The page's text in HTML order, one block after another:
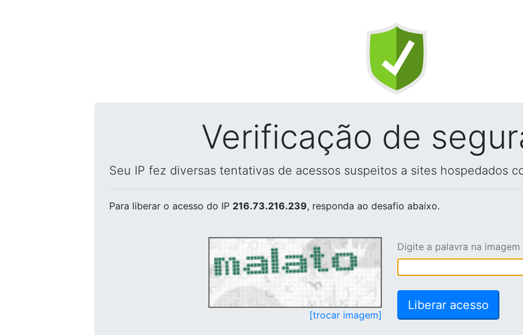
Verificação de
Seu IP fez diversas tentativas de acessos suspeitos a sites hospedados
Para liberar o acesso do IP 216.73.216.239, responda ao desafio abaixo.
[trocar imagem]
Digite a palavra na